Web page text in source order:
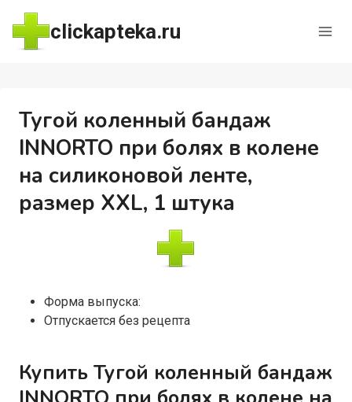
Перейти
содержимому
clickapteka.ru
Тугой коленный бандаж
INNORTO при болях в колене
на силиконовой ленте,
размер XXL, 1 штука
Форма выпуска:
Отпускается без рецепта
Купить Тугой коленный бандаж